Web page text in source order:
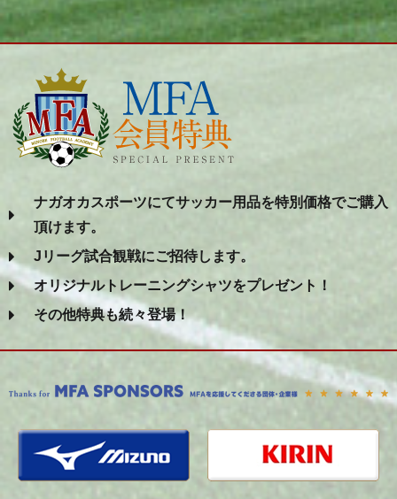
ナガオカスポーツにてサッカー用品を特別価格でご購入
頂けます。
Jリーグ試合観戦にご招待します。
オリジナルトレーニングシャツをプレゼント！
その他特典も続々登場！